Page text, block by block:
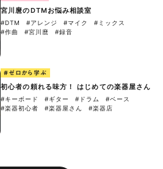
宮川麿のDTMお悩み相談室
#DTM #アレンジ #マイク
#ミックス
#作曲
#宮川麿 #録音
#ゼロから学ぶ
初心者の頼れる味方！ はじめての楽器屋さん
#キーボード #ギター #ドラム
#ベース
#楽器初心者
#楽器屋さん #楽器店